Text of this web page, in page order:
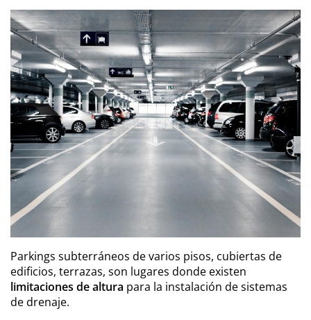
Parkings subterráneos de varios pisos, cubiertas de
edificios, terrazas, son lugares donde existen
limitaciones de altura para la instalación de sistemas
de drenaje.